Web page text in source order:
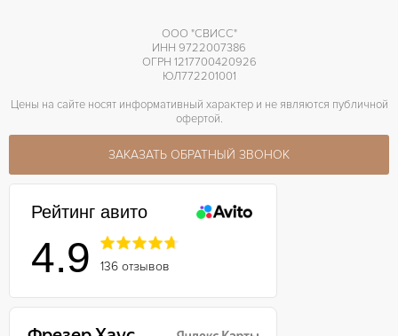
ООО "СВИСС"
ИНН 9722007386
ОГРН 1217700420926
ЮЛ772201001
Цены на сайте носят информативный характер и не являются публичной
офертой.
ЗАКАЗАТЬ ОБРАТНЫЙ ЗВОНОК
Рейтинг авито
4.9 136 отзывов